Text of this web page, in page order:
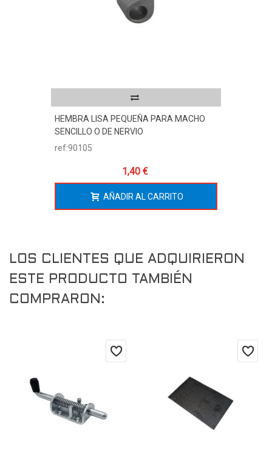
HEMBRA LISA PEQUEÑA PARA MACHO
SENCILLO O DE NERVIO
ref:90105
1,40 €
AÑADIR AL CARRITO
LOS CLIENTES QUE ADQUIRIERON
ESTE PRODUCTO TAMBIÉN
COMPRARON: